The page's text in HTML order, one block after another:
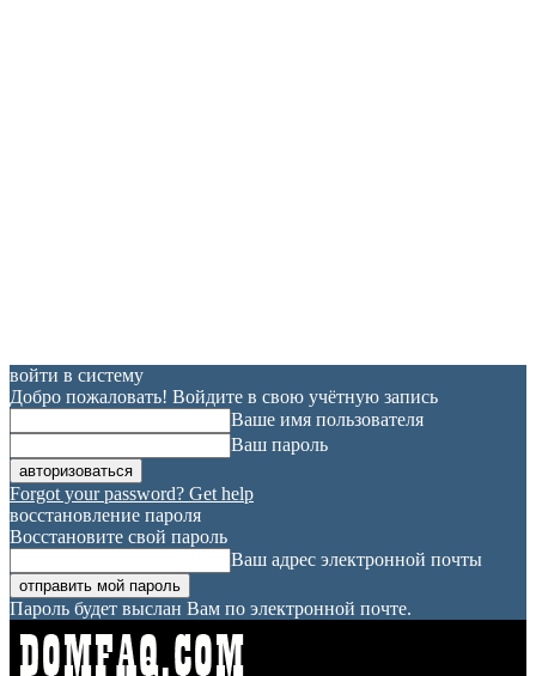
войти в систему
Добро пожаловать! Войдите в свою учётную запись
Ваше имя пользователя
Ваш пароль
Forgot your password? Get help
восстановление пароля
Восстановите свой пароль
Ваш адрес электронной почты
Пароль будет выслан Вам по электронной почте.